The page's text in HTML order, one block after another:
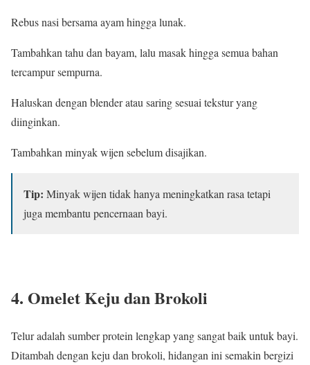
Rebus nasi bersama ayam hingga lunak.
Tambahkan tahu dan bayam, lalu masak hingga semua bahan
tercampur sempurna.
Haluskan dengan blender atau saring sesuai tekstur yang
diinginkan.
Tambahkan minyak wijen sebelum disajikan.
Tip: Minyak wijen tidak hanya meningkatkan rasa tetapi
juga membantu pencernaan bayi.
4. Omelet Keju dan Brokoli
Telur adalah sumber protein lengkap yang sangat baik untuk bayi.
Ditambah dengan keju dan brokoli, hidangan ini semakin bergizi